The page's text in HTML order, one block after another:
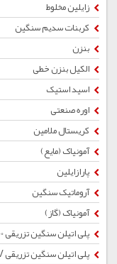
زایلین مخلوط
کربنات سدیم سنگین
بنزن
الکیل بنزن خطی
اسید استیک
اوره صنعتی
کریستال ملامین
آمونیاک (مایع)
پارازایلین
آروماتیک سنگین
آمونیاک (گاز)
پلی اتیلن سنگین تزریقی HI0500
پلی اتیلن سنگین تزریقی 60507UV